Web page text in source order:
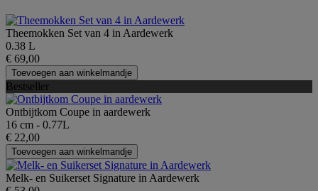
Theemokken Set van 4 in Aardewerk
0.38 L
€ 69,00
Toevoegen aan winkelmandje
Bestseller
Ontbijtkom Coupe in aardewerk
16 cm - 0.77L
€ 22,00
Toevoegen aan winkelmandje
Melk- en Suikerset Signature in Aardewerk